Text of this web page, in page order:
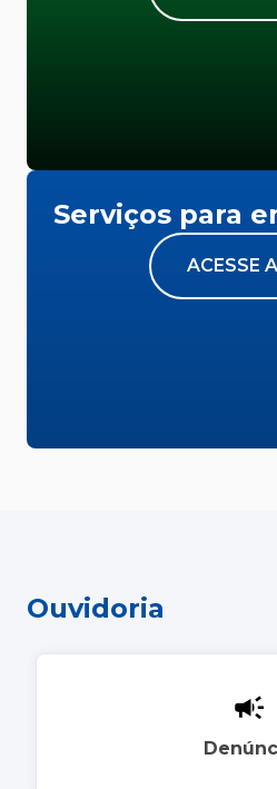
Serviços para
ACESSE
Ouvidoria